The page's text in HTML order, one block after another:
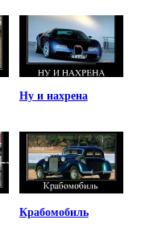
Ну и нахрена
Крабомобиль